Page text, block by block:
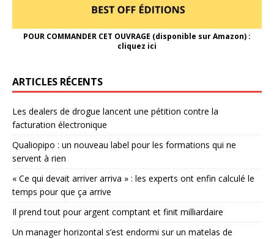
POUR COMMANDER CET OUVRAGE (disponible sur Amazon) :
cliquez ici
ARTICLES RÉCENTS
Les dealers de drogue lancent une pétition contre la
facturation électronique
Qualiopipo : un nouveau label pour les formations qui ne
servent à rien
« Ce qui devait arriver arriva » : les experts ont enfin calculé le
temps pour que ça arrive
Il prend tout pour argent comptant et finit milliardaire
Un manager horizontal s’est endormi sur un matelas de